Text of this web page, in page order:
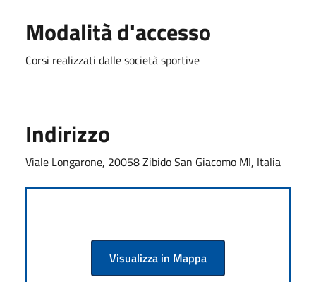
Modalità d'accesso
Corsi realizzati dalle società sportive
Indirizzo
Viale Longarone, 20058 Zibido San Giacomo MI, Italia
Visualizza in Mappa